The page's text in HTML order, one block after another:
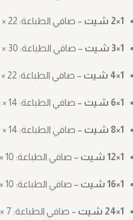
1×2 شيت – صافي الطباعة: ‎30 × 22 سم
1×3 شيت – صافي الطباعة: ‎14.5 × 30 سم
1×4 شيت – صافي الطباعة: ‎14 × 22 سم
1×6 شيت – صافي الطباعة: ‎14 × 14 سم
1×8 شيت – صافي الطباعة: ‎10 × 14 سم
1×12 شيت – صافي الطباعة: ‎10 × 10 سم
1×16 شيت – صافي الطباعة: ‎7 × 10 سم
1×24 شيت
– صافي الطباعة: ‎7 × 7 سم